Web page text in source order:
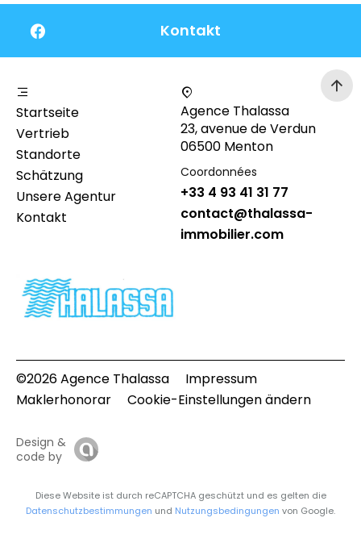
Kontakt
Startseite
Vertrieb
Standorte
Schätzung
Unsere Agentur
Kontakt
Agence Thalassa
23, avenue de Verdun
06500 Menton
Coordonnées
+33 4 93 41 31 77
contact@thalassa-
immobilier.com
©2026 Agence Thalassa
Impressum
Maklerhonorar
Cookie-Einstellungen ändern
Design &
code by
Diese Website ist durch reCAPTCHA geschützt und es gelten die
Datenschutzbestimmungen und Nutzungsbedingungen von Google.